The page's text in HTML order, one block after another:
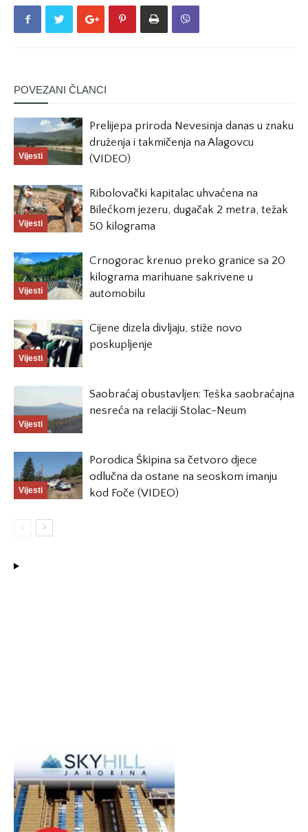
POVEZANI ČLANCI
Vijesti
Prelijepa priroda Nevesinja danas u znaku
druženja i takmičenja na Alagovcu
(VIDEO)
Vijesti
Ribolovački kapitalac uhvaćena na
Bilećkom jezeru, dugačak 2 metra, težak
50 kilograma
Vijesti
Crnogorac krenuo preko granice sa 20
kilograma marihuane sakrivene u
automobilu
Vijesti
Cijene dizela divljaju, stiže novo
poskupljenje
Vijesti
Saobraćaj obustavljen: Teška saobraćajna
nesreća na relaciji Stolac-Neum
Vijesti
Porodica Škipina sa četvoro djece
odlučna da ostane na seoskom imanju
kod Foče (VIDEO)